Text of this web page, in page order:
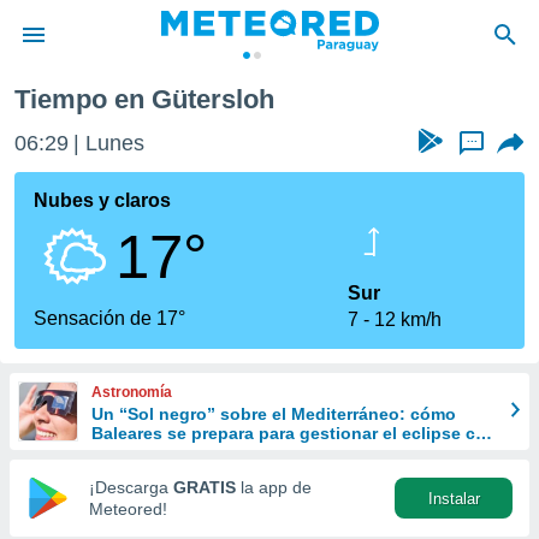
de
ha
calidad.
a este
las
y
forma
digital
basada
Tiempo en Gütersloh
06:29 Lunes ...
Nubes y claros
17°
Sensación de 17°
Sur
7
12 km/h
Astronomía
Un “Sol negro” sobre el Mediterráneo: cómo
Baleares se prepara para gestionar el eclipse con
¡Descarga GRATIS la app de
Meteored!
Instalar